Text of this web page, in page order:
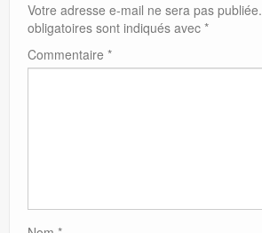
Votre adresse e-mail ne sera pas publiée.
obligatoires sont indiqués avec *
Commentaire *